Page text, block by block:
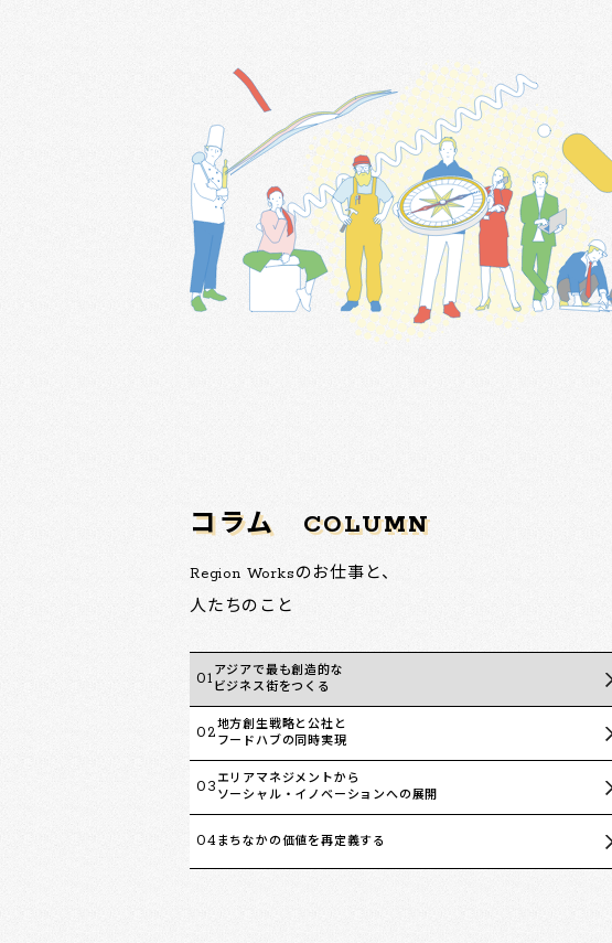
コラム COLUMN
Region Worksのお仕事と、
人たちのこと
01 アジアで最も創造的な
ビジネス街をつくる
02地方創生戦略と公社と
フードハブの同時実現
03 エリアマネジメントから
ソーシャル・イノベーションへの展開
04 まちなかの価値を再定義する